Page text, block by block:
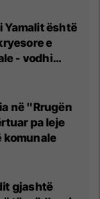
Yamalit është
e
- vodhi
finales së
në "Rrugën
pa leje
komunale
gjashtë